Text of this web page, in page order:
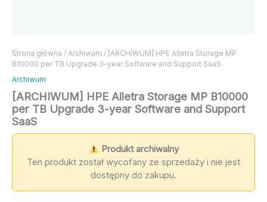
Strona główna / Archiwum / [ARCHIWUM] HPE Alletra Storage MP
B10000 per TB Upgrade 3-year Software and Support SaaS
Archiwum
[ARCHIWUM] HPE Alletra Storage MP B10000
per TB Upgrade 3-year Software and Support
SaaS
Produkt archiwalny
Ten produkt został wycofany ze sprzedaży i nie jest
dostępny do zakupu.